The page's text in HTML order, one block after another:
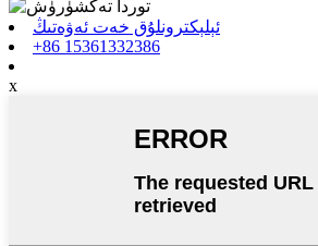
ئېلېكترونلۇق خەت ئەۋەتىڭ
+86 15361332386
x